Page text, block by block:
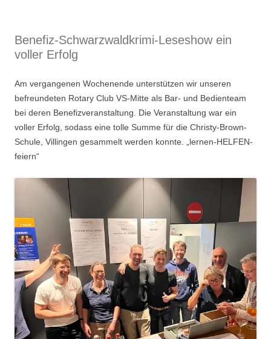
Benefiz-Schwarzwaldkrimi-Leseshow ein
voller Erfolg
Am vergangenen Wochenende unterstützen wir unseren
befreundeten Rotary Club VS-Mitte als Bar- und Bedienteam
bei deren Benefizveranstaltung. Die Veranstaltung war ein
voller Erfolg, sodass eine tolle Summe für die Christy-Brown-
Schule, Villingen gesammelt werden konnte. „lernen-HELFEN-
feiern“